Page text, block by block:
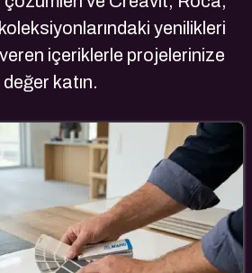
yenilikleri
içeriklerle projelerinize
değer katın.